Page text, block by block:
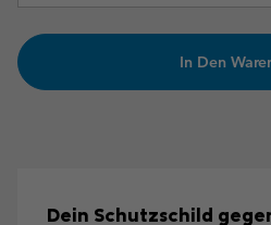
In Den
Dein Schutzschild